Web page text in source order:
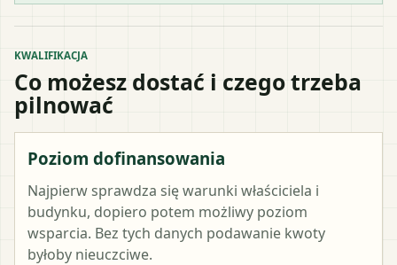
KWALIFIKACJA
Co możesz dostać i czego trzeba
pilnować
Poziom dofinansowania
Najpierw sprawdza się warunki właściciela i
budynku, dopiero potem możliwy poziom
wsparcia. Bez tych danych podawanie kwoty
byłoby nieuczciwe.